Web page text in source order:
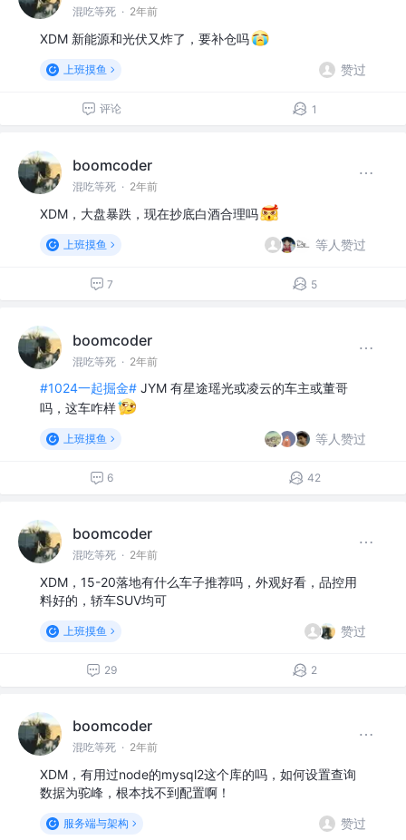
混吃等死 · 2年前
XDM 新能源和光伏又炸了，要补仓吗
上班摸鱼 赞过
评论 1
boomcoder
混吃等死 · 2年前
XDM，大盘暴跌，现在抄底白酒合理吗
上班摸鱼 等人赞过
7 5
boomcoder
混吃等死 · 2年前
#1024一起掘金# JYM 有星途瑶光或凌云的车主或董哥
吗，这车咋样
上班摸鱼 等人赞过
6 42
boomcoder
混吃等死 · 2年前
XDM，15-20落地有什么车子推荐吗，外观好看，品控用
料好的，轿车SUV均可
上班摸鱼 赞过
29 2
boomcoder
混吃等死 · 2年前
XDM，有用过node的mysql2这个库的吗，如何设置查询
数据为驼峰，根本找不到配置啊！
服务端与架构 赞过